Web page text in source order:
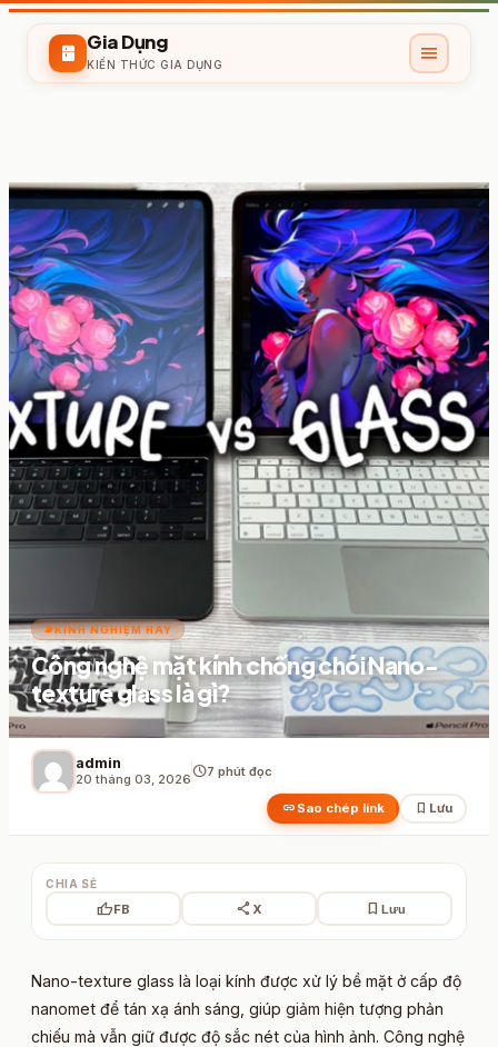
kitchen Gia Dụng
KIẾN THỨC GIA DỤNG menu
label_importantKINH NGHIỆM HAY
Công nghệ mặt kính chống chói Nano-
texture glass là gì?
admin
20 tháng 03, 2026schedule7 phút đọc
link Sao chép link bookmark Lưu
CHIA SẺ
thumb_upFB share X bookmark Lưu
Nano-texture glass là loại kính được xử lý bề mặt ở cấp độ
nanomet để tán xạ ánh sáng, giúp giảm hiện tượng phản
chiếu mà vẫn giữ được độ sắc nét của hình ảnh. Công nghệ